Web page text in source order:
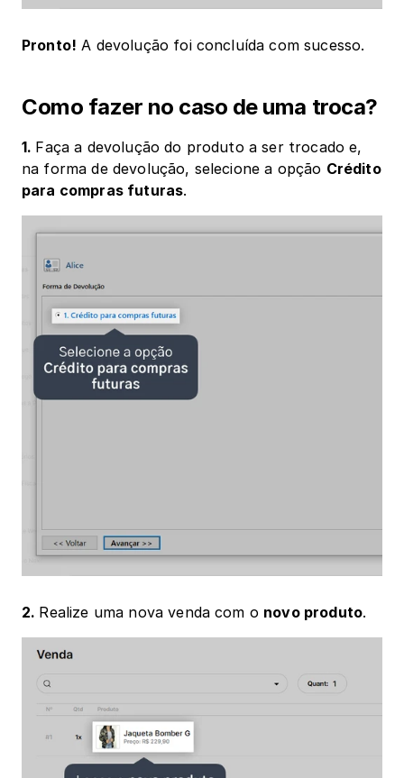
Pronto! A devolução foi concluída com sucesso.
Como fazer no caso de uma troca?
1. Faça a devolução do produto a ser trocado e,
na forma de devolução, selecione a opção Crédito
para compras futuras.
2. Realize uma nova venda com o novo produto.